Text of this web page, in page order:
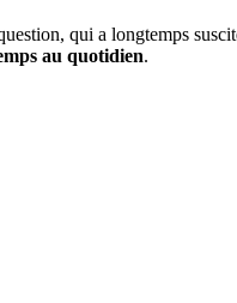
qui a longtemps
au quotidien.